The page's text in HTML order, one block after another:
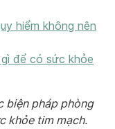
hiểm không nên
để có sức khỏe
biện pháp phòng
khỏe tim mạch.